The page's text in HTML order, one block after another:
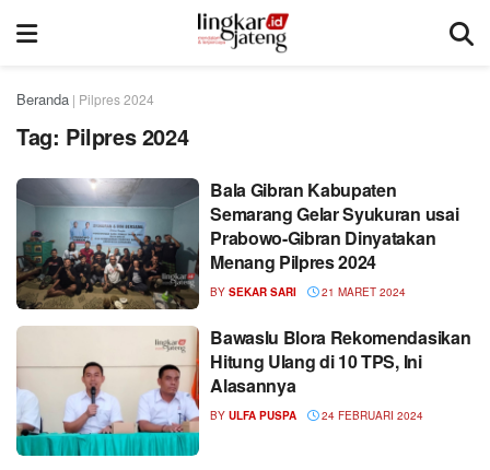
Beranda | Pilpres 2024
Tag: Pilpres 2024
Bala Gibran Kabupaten
Semarang Gelar Syukuran usai
Prabowo-Gibran Dinyatakan
Menang Pilpres 2024
BY SEKAR SARI 21 MARET 2024
Bawaslu Blora Rekomendasikan
Hitung Ulang di 10 TPS, Ini
Alasannya
BY ULFA PUSPA 24 FEBRUARI 2024